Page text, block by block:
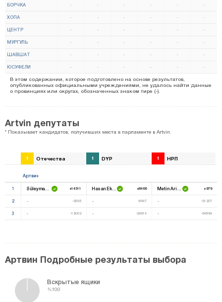
БОРЧКА - - - - - -
ХОПА - - - - - -
ЦЕНТР - - - - - -
МУРГУЛЬ - - - - - -
ШАВШАТ - - - - - -
ЮСУФЕЛИ - - - - - -
В этом содержании, которое подготовлено на основе результатов,
опубликованных официальными учреждениями, не удалось найти данные
о провинциях или округах, обозначенных знаком тире (-).
Artvin депутаты
* Показывает кандидатов, получивших места в парламенте в Artvin.
1 Отечества 1 DYP 1 НРП
Артвин
1 +14311 +8499 +979
2 - -2835 - -8647 - -31207
3 - -19002 - -24814 - -54894
Артвин Подробные результаты выбора
Вскрытые ящики
%100